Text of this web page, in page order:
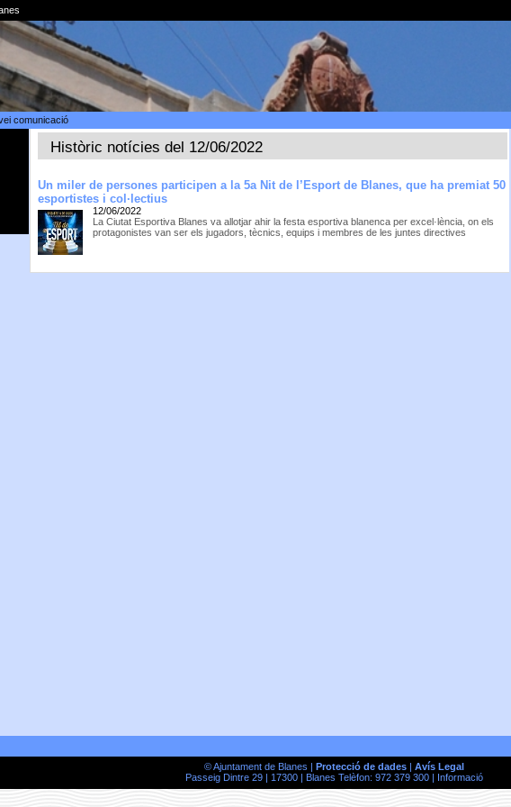
comunicació
Històric notícies del 12/06/2022
Un miler de persones participen a la 5a Nit de l’Esport de Blanes, que ha premiat 50
esportistes i col·lectius
12/06/2022
La Ciutat Esportiva Blanes va allotjar ahir la festa esportiva blanenca per excel·lència, on els
protagonistes van ser els jugadors, tècnics, equips i membres de les juntes directives
© Ajuntament de Blanes | Protecció de dades| Avís Legal
Passeig Dintre 29 | 17300 | Blanes Telèfon: 972 379 300 |
Informació